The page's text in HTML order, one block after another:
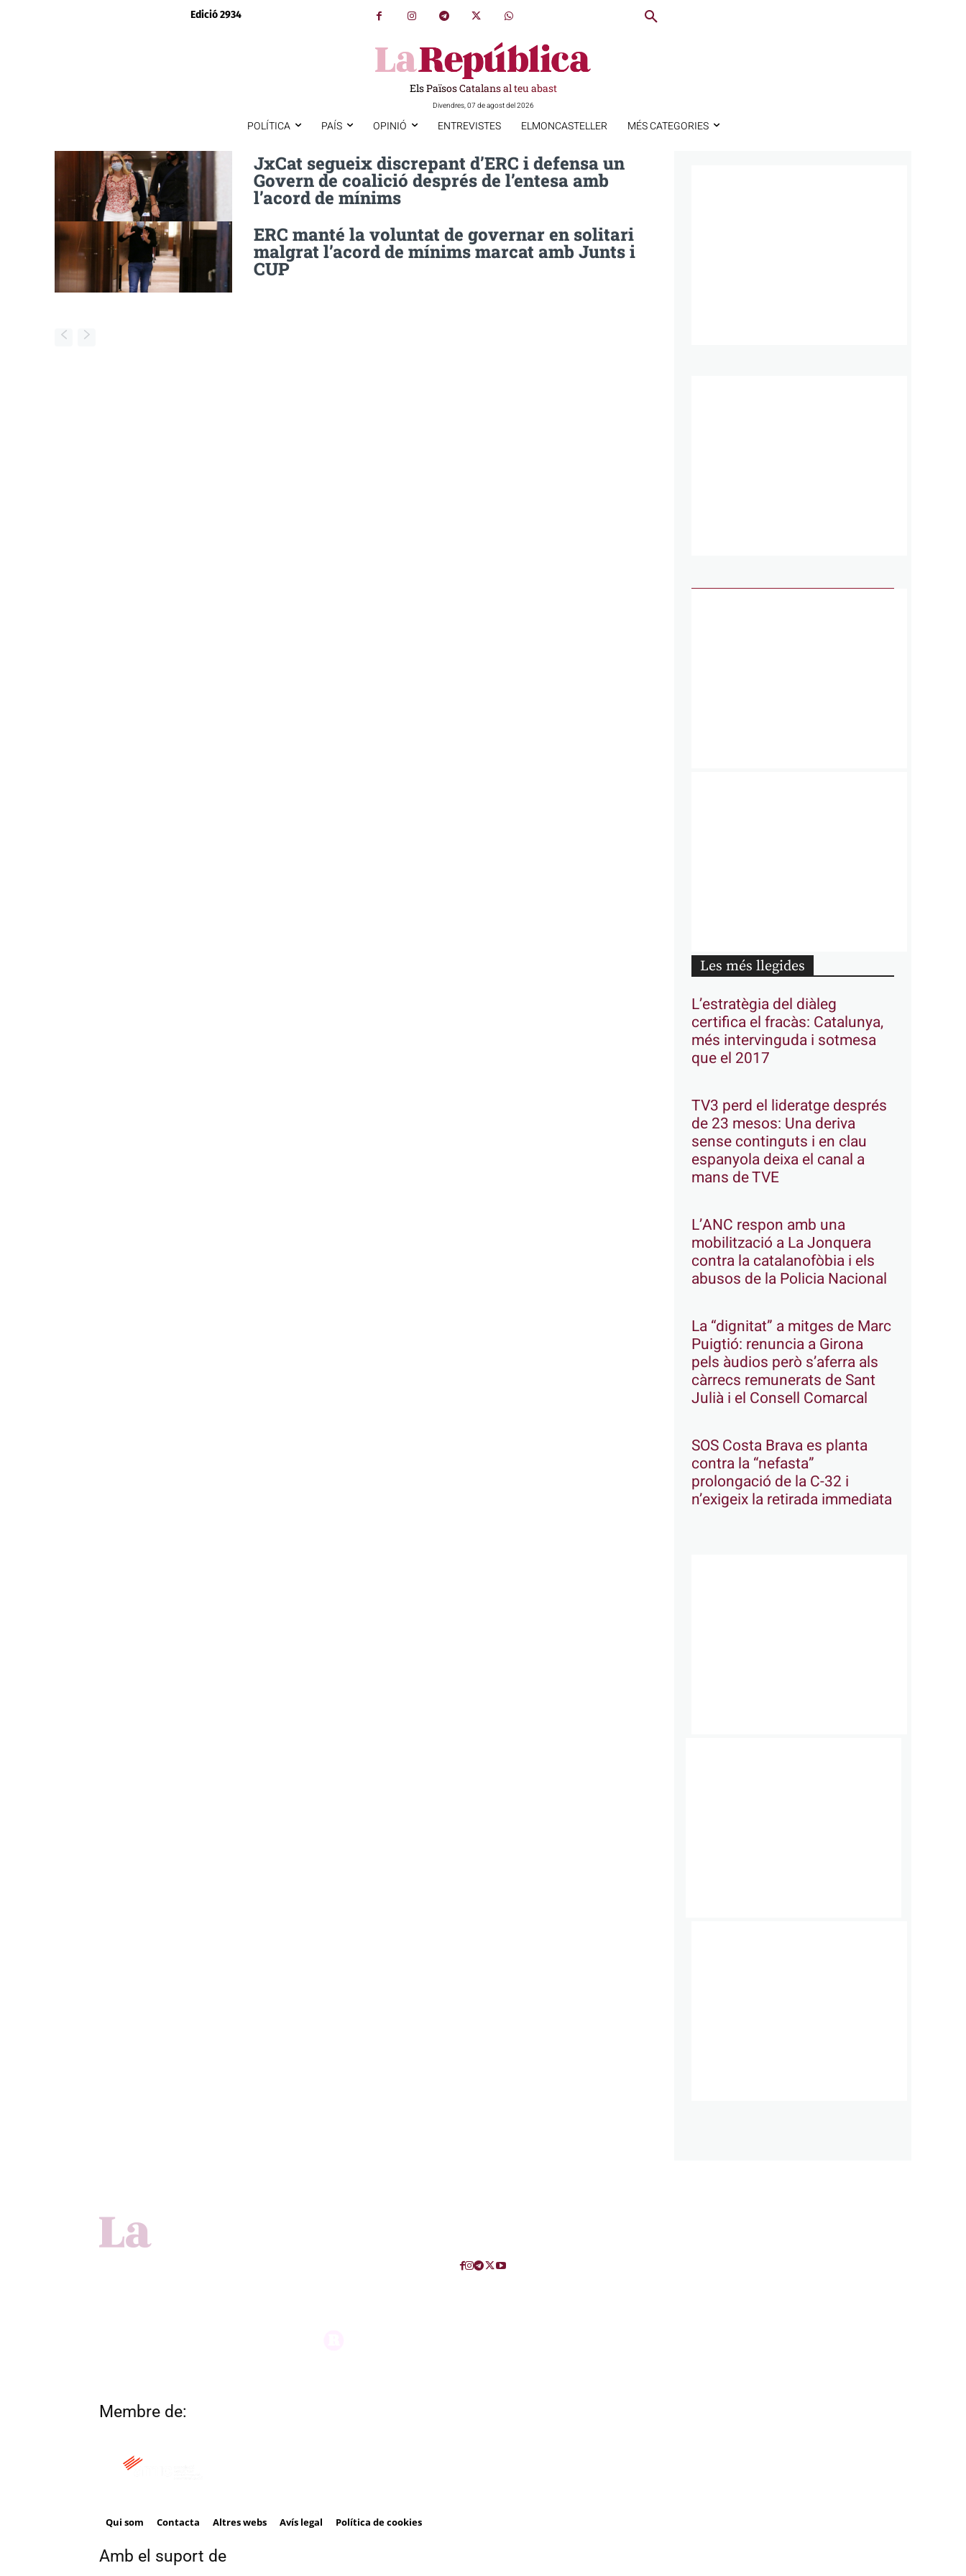
Edició 2934
Els Països Catalans al teu abast
Divendres, 07 de agost del 2026
POLÍTICA PAÍS OPINIÓ ENTREVISTES ELMONCASTELLER MÉS CATEGORIES
JxCat segueix discrepant d’ERC i defensa un
Govern de coalició després de l’entesa amb
l’acord de mínims
ERC manté la voluntat de governar en solitari
malgrat l’acord de mínims marcat amb Junts i
CUP
Les més llegides
L’estratègia del diàleg
certifica el fracàs: Catalunya,
més intervinguda i sotmesa
que el 2017
TV3 perd el lideratge després
de 23 mesos: Una deriva
sense continguts i en clau
espanyola deixa el canal a
mans de TVE
L’ANC respon amb una
mobilització a La Jonquera
contra la catalanofòbia i els
abusos de la Policia Nacional
La “dignitat” a mitges de Marc
Puigtió: renuncia a Girona
pels àudios però s’aferra als
càrrecs remunerats de Sant
Julià i el Consell Comarcal
SOS Costa Brava es planta
contra la “nefasta”
prolongació de la C-32 i
n’exigeix la retirada immediata
Membre de:
Qui som Contacta Altres webs Avís legal Política de cookies
Amb el suport de